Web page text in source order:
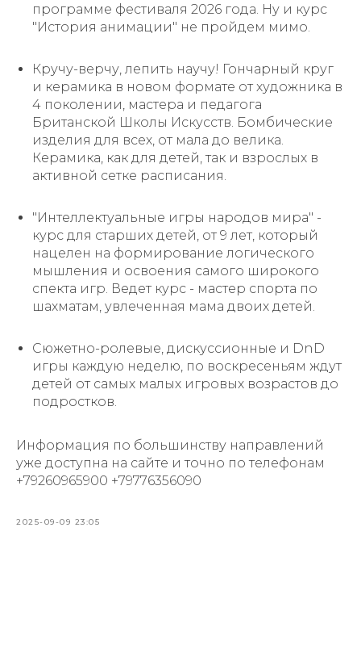
программе фестиваля 2026 года. Ну и курс
"История анимации" не пройдем мимо.
Кручу-верчу, лепить научу! Гончарный круг
и керамика в новом формате от художника в
4 поколении, мастера и педагога
Британской Школы Искусств. Бомбические
изделия для всех, от мала до велика.
Керамика, как для детей, так и взрослых в
активной сетке расписания.
"Интеллектуальные игры народов мира" -
курс для старших детей, от 9 лет, который
нацелен на формирование логического
мышления и освоения самого широкого
спекта игр. Ведет курс - мастер спорта по
шахматам, увлеченная мама двоих детей.
Сюжетно-ролевые, дискуссионные и DnD
игры каждую неделю, по воскресеньям ждут
детей от самых малых игровых возрастов до
подростков.
Информация по большинству направлений
уже доступна на сайте и точно по телефонам
+79260965900 +79776356090
2025-09-09 23:05